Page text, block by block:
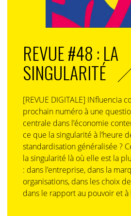
REVUE #48 : LA
SINGULARITÉ
[REVUE DIGITALE] INfluencia
prochain numéro à une
centrale dans l’économie
ce que la singularité à l’heure
standardisation généralisée ?
la singularité là où elle est la
: dans l’entreprise, dans la
organisations, dans les choix
dans le rapport au pouvoir et à